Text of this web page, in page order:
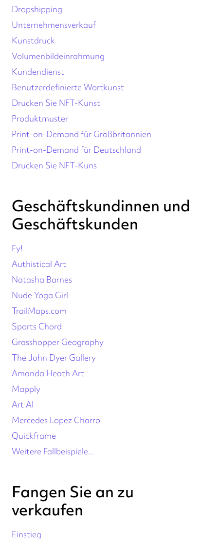
Dropshipping
Unternehmensverkauf
Kunstdruck
Volumenbildeinrahmung
Kundendienst
Benutzerdefinierte Wortkunst
Drucken Sie NFT-Kunst
Produktmuster
Print-on-Demand für Großbritannien
Print-on-Demand für Deutschland
Drucken Sie NFT-Kuns
Geschäftskundinnen und
Geschäftskunden
Fy!
Authistical Art
Natasha Barnes
Nude Yoga Girl
TrailMaps.com
Sports Chord
Grasshopper Geography
The John Dyer Gallery
Amanda Heath Art
Mapply
Art AI
Mercedes Lopez Charro
Quickframe
Weitere Fallbeispiele...
Fangen Sie an zu
verkaufen
Einstieg